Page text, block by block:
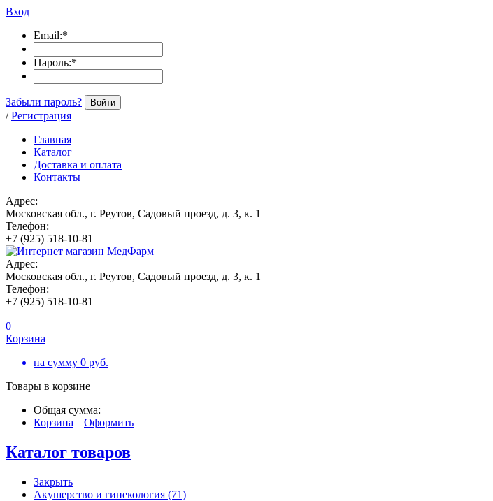
Вход
Email:*
Пароль:*
Забыли пароль? Войти
/ Регистрация
Главная
Каталог
Доставка и оплата
Контакты
Адрес:
Московская обл., г. Реутов, Садовый проезд, д. 3, к. 1
Телефон:
+7 (925) 518-10-81
Адрес:
Московская обл., г. Реутов, Садовый проезд, д. 3, к. 1
Телефон:
+7 (925) 518-10-81
0
Корзина
на сумму 0 руб.
Товары в корзине
Общая сумма:
Корзина | Оформить
Каталог товаров
Закрыть
Акушерство и гинекология (71)